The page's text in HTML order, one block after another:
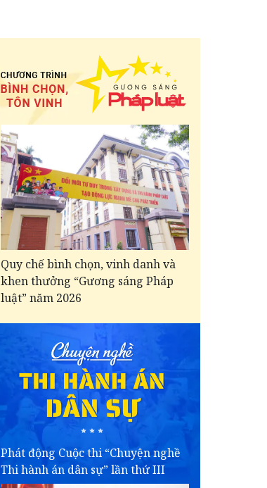
Quy chế bình chọn, vinh danh và
khen thưởng “Gương sáng Pháp
luật” năm 2026
Phát động Cuộc thi “Chuyện nghề
Thi hành án dân sự” lần thứ III